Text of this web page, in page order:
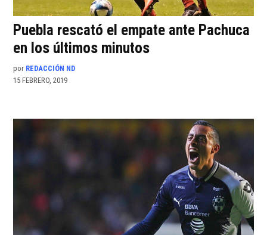
Puebla rescató el empate ante Pachuca
en los últimos minutos
por REDACCIÓN ND
15 FEBRERO, 2019